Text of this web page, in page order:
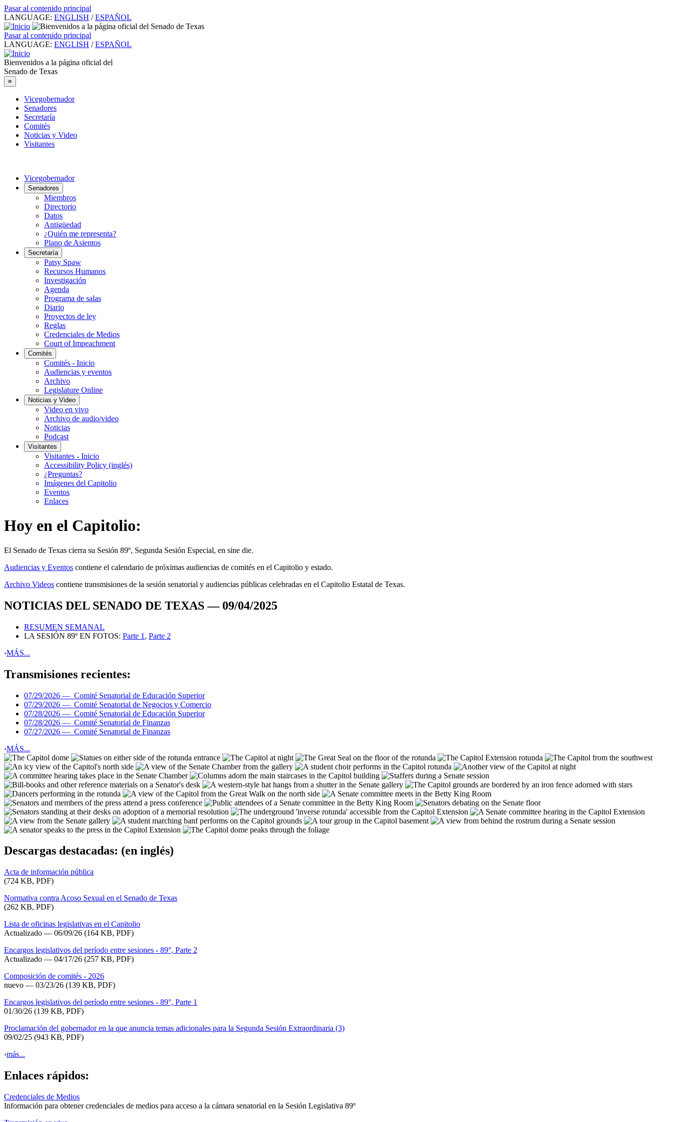
Pasar al contenido principal
LANGUAGE: ENGLISH / ESPAÑOL
Pasar al contenido principal
LANGUAGE: ENGLISH / ESPAÑOL
Bienvenidos a la página oficial del
Senado de Texas
≡
Vicegobernador
Senadores
Secretaría
Comités
Noticias y Video
Visitantes
Vicegobernador
Senadores
Miembros
Directorio
Datos
Antigüedad
¿Quién me representa?
Plano de Asientos
Secretaría
Patsy Spaw
Recursos Humanos
Investigación
Agenda
Programa de salas
Diario
Proyectos de ley
Reglas
Credenciales de Medios
Court of Impeachment
Comités
Comités - Inicio
Audiencias y eventos
Archivo
Legislature Online
Noticias y Video
Video en vivo
Archivo de audio/video
Noticias
Podcast
Visitantes
Visitantes - Inicio
Accessibility Policy (inglés)
¿Preguntas?
Imágenes del Capitolio
Eventos
Enlaces
Hoy en el Capitolio:
El Senado de Texas cierra su Sesión 89º, Segunda Sesión Especial, en sine die.
Audiencias y Eventos contiene el calendario de próximas audiencias de comités en el Capitolio y estado.
Archivo Videos contiene transmisiones de la sesión senatorial y audiencias públicas celebradas en el Capitolio Estatal de Texas.
NOTICIAS DEL SENADO DE TEXAS — 09/04/2025
RESUMEN SEMANAL
LA SESIÓN 89º EN FOTOS: Parte 1 , Parte 2
›MÁS...
Transmisiones recientes:
07/29/2026 — Comité Senatorial de Educación Superior
07/29/2026 — Comité Senatorial de Negocios y Comercio
07/28/2026 — Comité Senatorial de Educación Superior
07/28/2026 — Comité Senatorial de Finanzas
07/27/2026 — Comité Senatorial de Finanzas
›MÁS...
Descargas destacadas: (en inglés)
Acta de información pública
(724 KB, PDF)
Normativa contra Acoso Sexual en el Senado de Texas
(262 KB, PDF)
Lista de oficinas legislativas en el Capitolio
Actualizado — 06/09/26 (164 KB, PDF)
Encargos legislativos del período entre sesiones - 89°, Parte 2
Actualizado — 04/17/26 (257 KB, PDF)
Composición de comités - 2026
nuevo — 03/23/26 (139 KB, PDF)
Encargos legislativos del período entre sesiones - 89°, Parte 1
01/30/26 (139 KB, PDF)
Proclamación del gobernador en la que anuncia temas adicionales para la Segunda Sesión Extraordinaria (3)
09/02/25 (943 KB, PDF)
›más...
Enlaces rápidos:
Credenciales de Medios
Información para obtener credenciales de medios para acceso a la cámara senatorial en la Sesión Legislativa 89º